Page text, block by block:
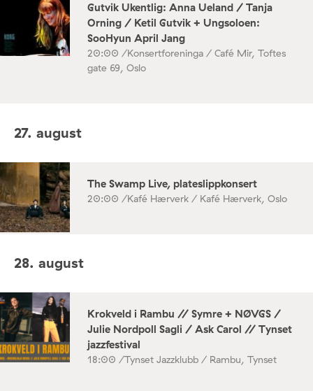
Gutvik Ukentlig: Anna Ueland / Tanja
Orning / Ketil Gutvik + Ungsoloen:
SooHyun April Jang
20:00 /Konsertforeninga / Café Mir, Toftes
gate 69, Oslo
27. august
The Swamp Live, plateslippkonsert
20:00 /Kafé Hærverk / Kafé Hærverk, Oslo
28. august
Krokveld i Rambu // Symre + NØVGS /
Julie Nordpoll Sagli / Ask Carol // Tynset
jazzfestival
18:00 /Tynset Jazzklubb / Rambu, Tynset